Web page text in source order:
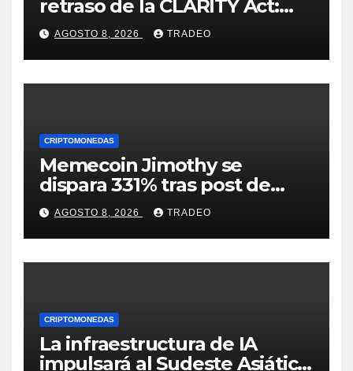
retraso de la CLARITY Act:
¿Podrá mantenerse por
encima de $1?
AGOSTO 8, 2026 TRADEO
CRIPTOMONEDAS
Memecoin Jimothy se
dispara 331% tras post de
Elon Musk sobre un
mapache
AGOSTO 8, 2026 TRADEO
CRIPTOMONEDAS
La infraestructura de IA
impulsará al Sudeste Asiático,